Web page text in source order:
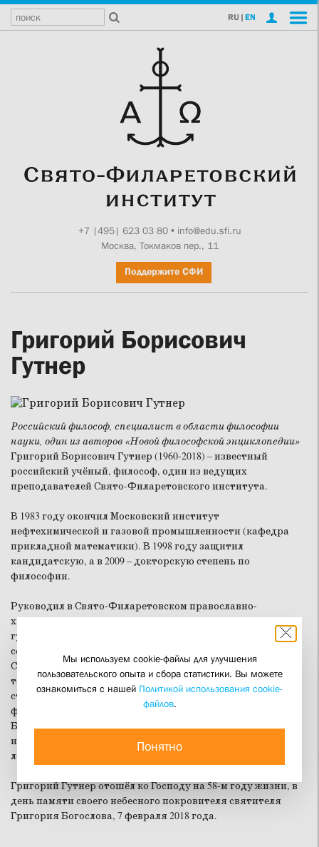
RU | EN
+7 |495| 623 03 80• info@edu.sfi.ru
Москва, Токмаков пер., 11
Поддержите СФИ
Григорий Борисович
Гутнер
Российский философ, специалист в области философии
науки, один из авторов «Новой философской энциклопедии»
Григорий Борисович Гутнер (1960-2018) – известный
российский учёный, философ, один из ведущих
преподавателей Свято-Филаретовского института.
В 1983 году окончил Московский институт
нефтехимической и газовой промышленности (кафедра
прикладной математики). В 1998 году защитил
кандидатскую, а в 2009 – докторскую степень по
философии.
Руководил в Свято-Филаретовском православно-
христианском институте (СФИ) кафедрой философии и
гуманитарных дисциплин. Был ведущим научным
сотрудником Института философии РАН. С 2014 года вёл в
СФИ круглый стол по философскому осмыслению
тоталитаризма, с 2013 года активно участвовал в круглом
столе «Физика и богословие» с ведущими российскими
физиками-теоретиками и профессорами СФИ. Григорий
Борисович много лет преподавал в СФИ философию и
историю научной мысли, а также читал курсы этики и
логики в Богословском колледже.
Григорий Гутнер отошёл ко Господу на 58-м году жизни, в
день памяти своего небесного покровителя святителя
Григория Богослова, 7 февраля 2018 года.
Мы используем cookie-файлы для улучшения
пользовательского опыта и сбора статистики. Вы можете
ознакомиться с нашей Политикой использования cookie-
файлов.
Понятно